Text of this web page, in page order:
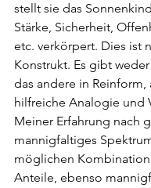
stellt sie das
Stärke, Sicherheit,
etc. verkörpert. Dies ist
Konstrukt. Es gibt
das andere in Reinform,
hilfreiche Analogie und
Meiner Erfahrung nach
mannigfaltiges
möglichen
Anteile, ebenso